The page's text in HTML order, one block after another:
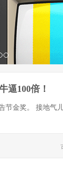
逼100倍！
节金奖。 接地气